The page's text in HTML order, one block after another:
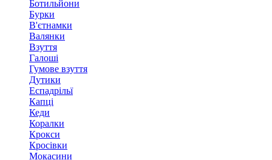
Ботильйони
Бурки
В'єтнамки
Валянки
Взуття
Галоші
Гумове взуття
Дутики
Еспадрільї
Капці
Кеди
Коралки
Крокси
Кросівки
Мокасини